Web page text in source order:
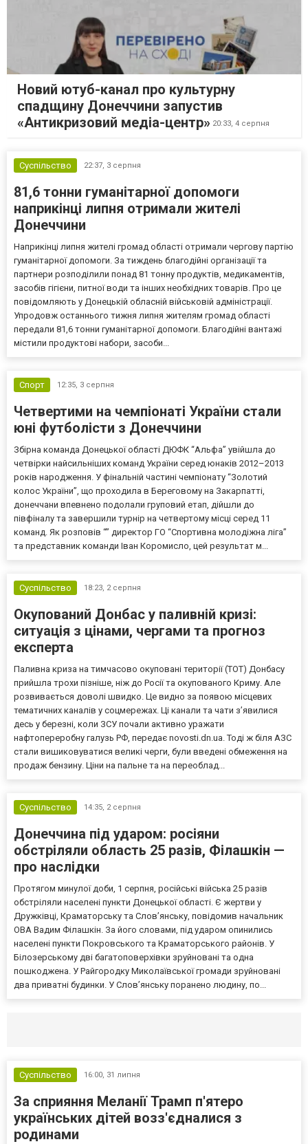
Новий ютуб-канал про культурну
спадщину Донеччини запустив
«Антикризовий медіа-центр» 20:33, 4 серпня
Суспільство 22:37, 3 серпня
81,6 тонни гуманітарної допомоги
наприкінці липня отримали жителі
Донеччини
Наприкінці липня жителі громад області отримали чергову партію
гуманітарної допомоги. За тиждень благодійні організації та
партнери розподілили понад 81 тонну продуктів, медикаментів,
засобів гігієни, питної води та інших необхідних товарів. Про це
повідомляють у Донецькій обласній військовій адміністрації.
Упродовж останнього тижня липня жителям громад області
передали 81,6 тонни гуманітарної допомоги. Благодійні вантажі
містили продуктові набори, засоби...
Спорт 12:35, 3 серпня
Четвертими на чемпіонаті України стали
юні футболісти з Донеччини
Збірна команда Донецької області ДЮФК “Альфа” увійшла до
четвірки найсильніших команд України серед юнаків 2012–2013
років народження. У фінальній частині чемпіонату “Золотий
колос України”, що проходила в Береговому на Закарпатті,
донеччани впевнено подолали груповий етап, дійшли до
півфіналу та завершили турнір на четвертому місці серед 11
команд. Як розповів “” директор ГО “Спортивна молодіжна ліга”
та представник команди Іван Коромисло, цей результат м...
Суспільство 18:23, 2 серпня
Окупований Донбас у паливній кризі:
ситуація з цінами, чергами та прогноз
експерта
Паливна криза на тимчасово окуповані території (ТОТ) Донбасу
прийшла трохи пізніше, ніж до Росії та окупованого Криму. Але
розвивається доволі швидко. Це видно за появою місцевих
тематичних каналів у соцмережах. Ці канали та чати з’явилися
десь у березні, коли ЗСУ почали активно уражати
нафтопереробну галузь РФ, передає novosti.dn.ua. Тоді ж біля АЗС
стали вишиковуватися великі черги, були введені обмеження на
продаж бензину. Ціни на пальне та на переоблад...
Суспільство 14:35, 2 серпня
Донеччина під ударом: росіяни
обстріляли область 25 разів, Філашкін —
про наслідки
Протягом минулої доби, 1 серпня, російські війська 25 разів
обстріляли населені пункти Донецької області. Є жертви у
Дружківці, Краматорську та Слов’янську, повідомив начальник
ОВА Вадим Філашкін. За його словами, під ударом опинились
населені пункти Покровського та Краматорського районів. У
Білозерському дві багатоповерхівки зруйновані та одна
пошкоджена. У Райгородку Миколаївської громади зруйновані
два приватні будинки. У Слов’янську поранено людину, по...
Суспільство 16:00, 31 липня
За сприяння Меланії Трамп п'ятеро
українських дітей возз'єдналися з
родинами